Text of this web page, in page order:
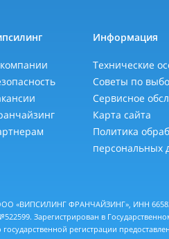
Информация
Технические
Советы по
Сервисное
Карта сайта
Политика
персональных
«ВИПСИЛИНГ ФРАНЧАЙЗИНГ», ИНН
Зарегистрирован в
регистрации